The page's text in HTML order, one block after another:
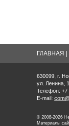
ГЛАВНАЯ
630099, г.
ул. Ленина,
Телефон: +7
E-mail:
© 2008-2026
Материалы